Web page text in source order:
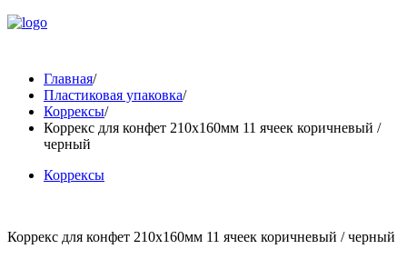
Главная/
Пластиковая упаковка/
Коррексы/
Коррекс для конфет 210x160мм 11 ячеек коричневый /
черный
Коррексы
Коррекс для конфет 210x160мм 11 ячеек коричневый / черный